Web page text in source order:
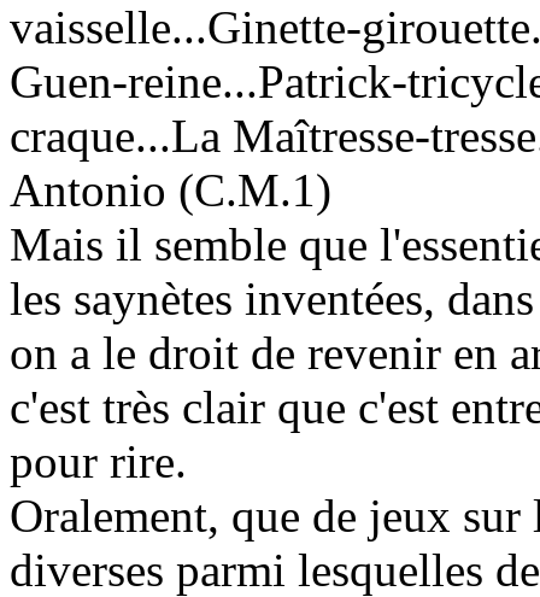
vaisselle...Ginette-
Guen-reine...Patrick-
craque...La Maîtresse-
Antonio (C.M.1)
Mais il semble que
les saynètes inventées,
on a le droit de revenir en
c'est très clair que c'est
pour rire.
Oralement, que de jeux
diverses parmi lesquelles